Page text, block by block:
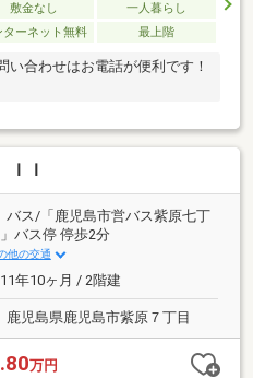
敷金なし
一人暮らし
ターネット無料 最上階
い合わせはお電話が便利です！
Ｉ
バス/「鹿児島市営バス紫原七丁
バス停 停歩2分
他の交通
年10ヶ月 / 2階建
鹿児島県鹿児島市紫原７丁目
万円